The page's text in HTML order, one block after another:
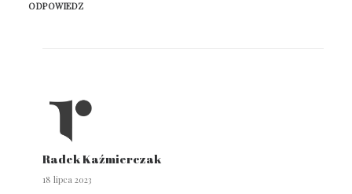
ODPOWIEDZ
Radek Kaźmierczak
18 lipca 2023